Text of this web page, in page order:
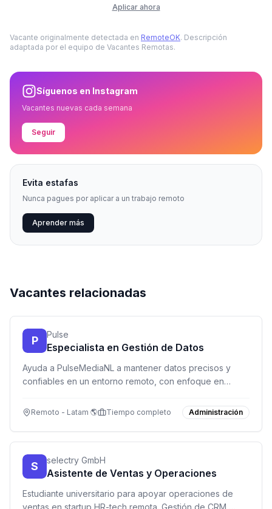
Aplicar ahora
Vacante originalmente detectada en RemoteOK. Descripción
adaptada por el equipo de Vacantes Remotas.
Síguenos en Instagram
Vacantes nuevas cada semana
Seguir
Evita estafas
Nunca pagues por aplicar a un trabajo remoto
Aprender más
Vacantes relacionadas
P Pulse
Especialista en Gestión de Datos
Ayuda a PulseMediaNL a mantener datos precisos y
confiables en un entorno remoto, con enfoque en
Remoto - Latam 🌎 Tiempo completo Administración
S selectry GmbH
Asistente de Ventas y Operaciones
Estudiante universitario para apoyar operaciones de
ventas en startup HR-tech remota. Gestión de CRM,